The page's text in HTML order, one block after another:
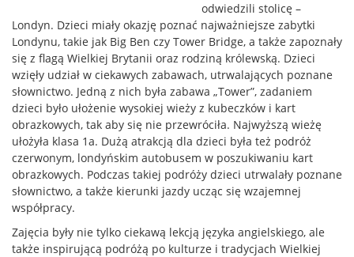
odwiedzili stolicę –
Londyn. Dzieci miały okazję poznać najważniejsze zabytki
Londynu, takie jak Big Ben czy Tower Bridge, a także zapoznały
się z flagą Wielkiej Brytanii oraz rodziną królewską. Dzieci
wzięły udział w ciekawych zabawach, utrwalających poznane
słownictwo. Jedną z nich była zabawa „Tower”, zadaniem
dzieci było ułożenie wysokiej wieży z kubeczków i kart
obrazkowych, tak aby się nie przewróciła. Najwyższą wieżę
ułożyła klasa 1a. Dużą atrakcją dla dzieci była też podróż
czerwonym, londyńskim autobusem w poszukiwaniu kart
obrazkowych. Podczas takiej podróży dzieci utrwalały poznane
słownictwo, a także kierunki jazdy ucząc się wzajemnej
współpracy.
Zajęcia były nie tylko ciekawą lekcją języka angielskiego, ale
także inspirującą podróżą po kulturze i tradycjach Wielkiej